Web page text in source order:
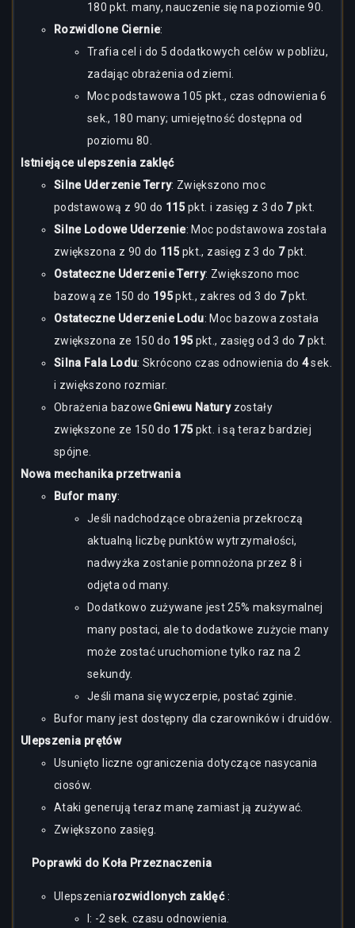
180 pkt. many, nauczenie się na poziomie 90.
Rozwidlone Ciernie:
Trafia cel i do 5 dodatkowych celów w pobliżu,
zadając obrażenia od ziemi.
Moc podstawowa 105 pkt., czas odnowienia 6
sek., 180 many; umiejętność dostępna od
poziomu 80.
Istniejące ulepszenia zaklęć
Silne Uderzenie Terry: Zwiększono moc
podstawową z 90 do 115pkt. i zasięg z 3 do 7pkt.
Silne Lodowe Uderzenie: Moc podstawowa została
zwiększona z 90 do 115pkt., zasięg z 3 do 7pkt.
Ostateczne Uderzenie Terry: Zwiększono moc
bazową ze 150 do 195pkt., zakres od 3 do 7pkt.
Ostateczne Uderzenie Lodu: Moc bazowa została
zwiększona ze 150 do 195pkt., zasięg od 3 do 7pkt.
Silna Fala Lodu: Skrócono czas odnowienia do 4sek.
i zwiększono rozmiar.
Obrażenia bazoweGniewu Naturyzostały
zwiększone ze 150 do 175pkt. i są teraz bardziej
spójne.
Nowa mechanika przetrwania
Bufor many:
Jeśli nadchodzące obrażenia przekroczą
aktualną liczbę punktów wytrzymałości,
nadwyżka zostanie pomnożona przez 8 i
odjęta od many.
Dodatkowo zużywane jest 25% maksymalnej
many postaci, ale to dodatkowe zużycie many
może zostać uruchomione tylko raz na 2
sekundy.
Jeśli mana się wyczerpie, postać zginie.
Bufor many jest dostępny dla czarowników i druidów.
Ulepszenia prętów
Usunięto liczne ograniczenia dotyczące nasycania
ciosów.
Ataki generują teraz manę zamiast ją zużywać.
Zwiększono zasięg.
Poprawki do Koła Przeznaczenia
Ulepszeniarozwidlonych zaklęć :
I: -2 sek. czasu odnowienia.